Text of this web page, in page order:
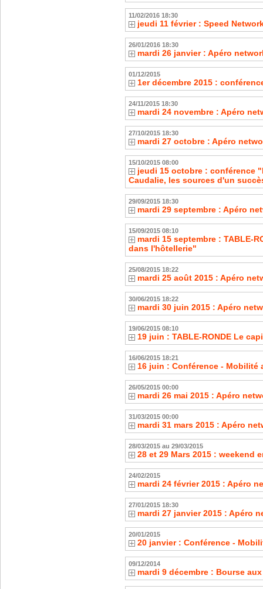
11/02/2016 18:30
jeudi 11 février : Speed
26/01/2016 18:30
mardi 26 janvier : Apéro
01/12/2015
1er décembre 2015 :
24/11/2015 18:30
mardi 24 novembre : Apéro
27/10/2015 18:30
mardi 27 octobre : Apéro
15/10/2015 08:00
jeudi 15 octobre : conférence
Caudalie, les sources d'un
29/09/2015 18:30
mardi 29 septembre : Apéro
15/09/2015 08:10
mardi 15 septembre : TABLE-
dans l'hôtellerie"
25/08/2015 18:22
mardi 25 août 2015 : Apéro
30/06/2015 18:22
mardi 30 juin 2015 : Apéro
19/06/2015 08:10
19 juin : TABLE-RONDE Le
16/06/2015 18:21
16 juin : Conférence - Mobilité
26/05/2015 00:00
mardi 26 mai 2015 : Apéro
31/03/2015 00:00
mardi 31 mars 2015 : Apéro
28/03/2015 au 29/03/2015
28 et 29 Mars 2015 : weekend
24/02/2015
mardi 24 février 2015 : Apéro
27/01/2015 18:30
mardi 27 janvier 2015 : Apéro
20/01/2015
20 janvier : Conférence -
09/12/2014
mardi 9 décembre : Bourse